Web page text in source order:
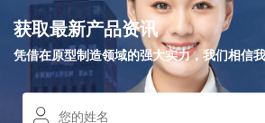
获取最新产品资讯
凭借在原型制造领域的强大实力，我们相信